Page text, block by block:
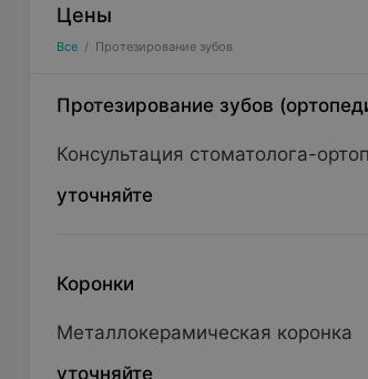
Протезирование на имплантатах
изготовления и вживления
накладывается аналог
Съёмное протезирование
–
(металлокерамика), покрытой
Безметалловая керамика–
Цены
Все / Протезирование зубов
Протезирование зубов
Консультация стоматолога-
уточняйте
Коронки
Металлокерамическая коронка
уточняйте